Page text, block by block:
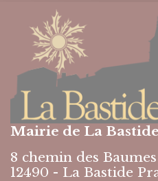
Mairie de La
8 chemin des Baumes
12490 - La Bastide